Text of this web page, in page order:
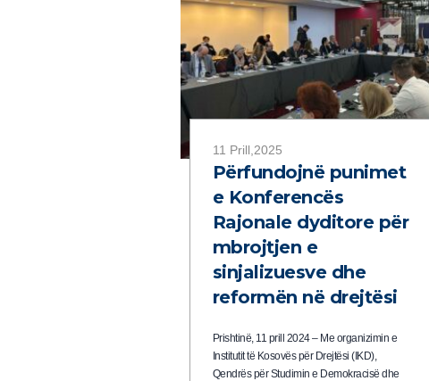
11 Prill,2025
Përfundojnë punimet
e Konferencës
Rajonale dyditore për
mbrojtjen e
sinjalizuesve dhe
reformën në drejtësi
Prishtinë, 11 prill 2024 – Me organizimin e
Institutit të Kosovës për Drejtësi (IKD),
Qendrës për Studimin e Demokracisë dhe